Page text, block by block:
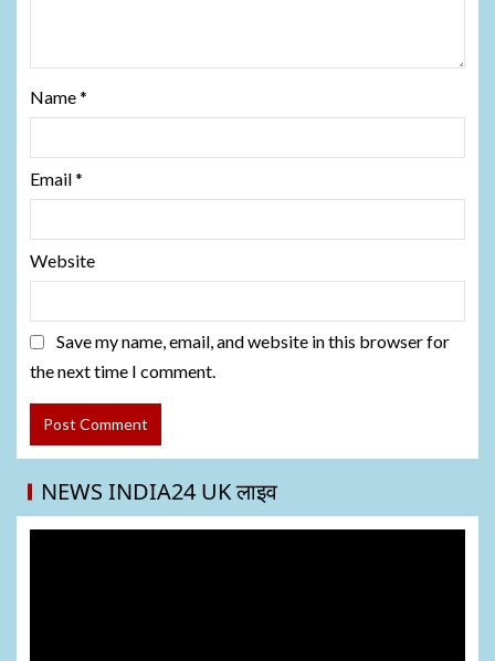
Name*
Email*
Website
Save my name, email, and website in this browser for
the next time I comment.
NEWS INDIA24 UK लाइव